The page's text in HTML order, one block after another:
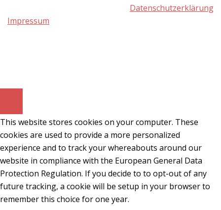
Datenschutzerklärung
Impressum
This website stores cookies on your computer. These
cookies are used to provide a more personalized
experience and to track your whereabouts around our
website in compliance with the European General Data
Protection Regulation. If you decide to to opt-out of any
future tracking, a cookie will be setup in your browser to
remember this choice for one year.